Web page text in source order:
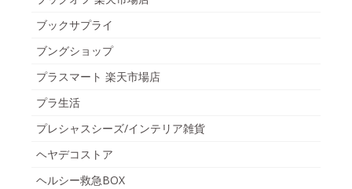
ブックサプライ
ブングショップ
プラスマート 楽天市場店
プラ生活
プレシャスシーズ/インテリア雑貨
ヘヤデコストア
ヘルシー救急BOX